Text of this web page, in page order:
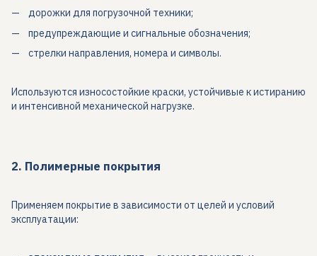
дорожки для погрузочной техники;
предупреждающие и сигнальные обозначения;
стрелки направления, номера и символы.
Используются износостойкие краски, устойчивые к истиранию
и интенсивной механической нагрузке.
2. Полимерные покрытия
Применяем покрытие в зависимости от целей и условий
эксплуатации: